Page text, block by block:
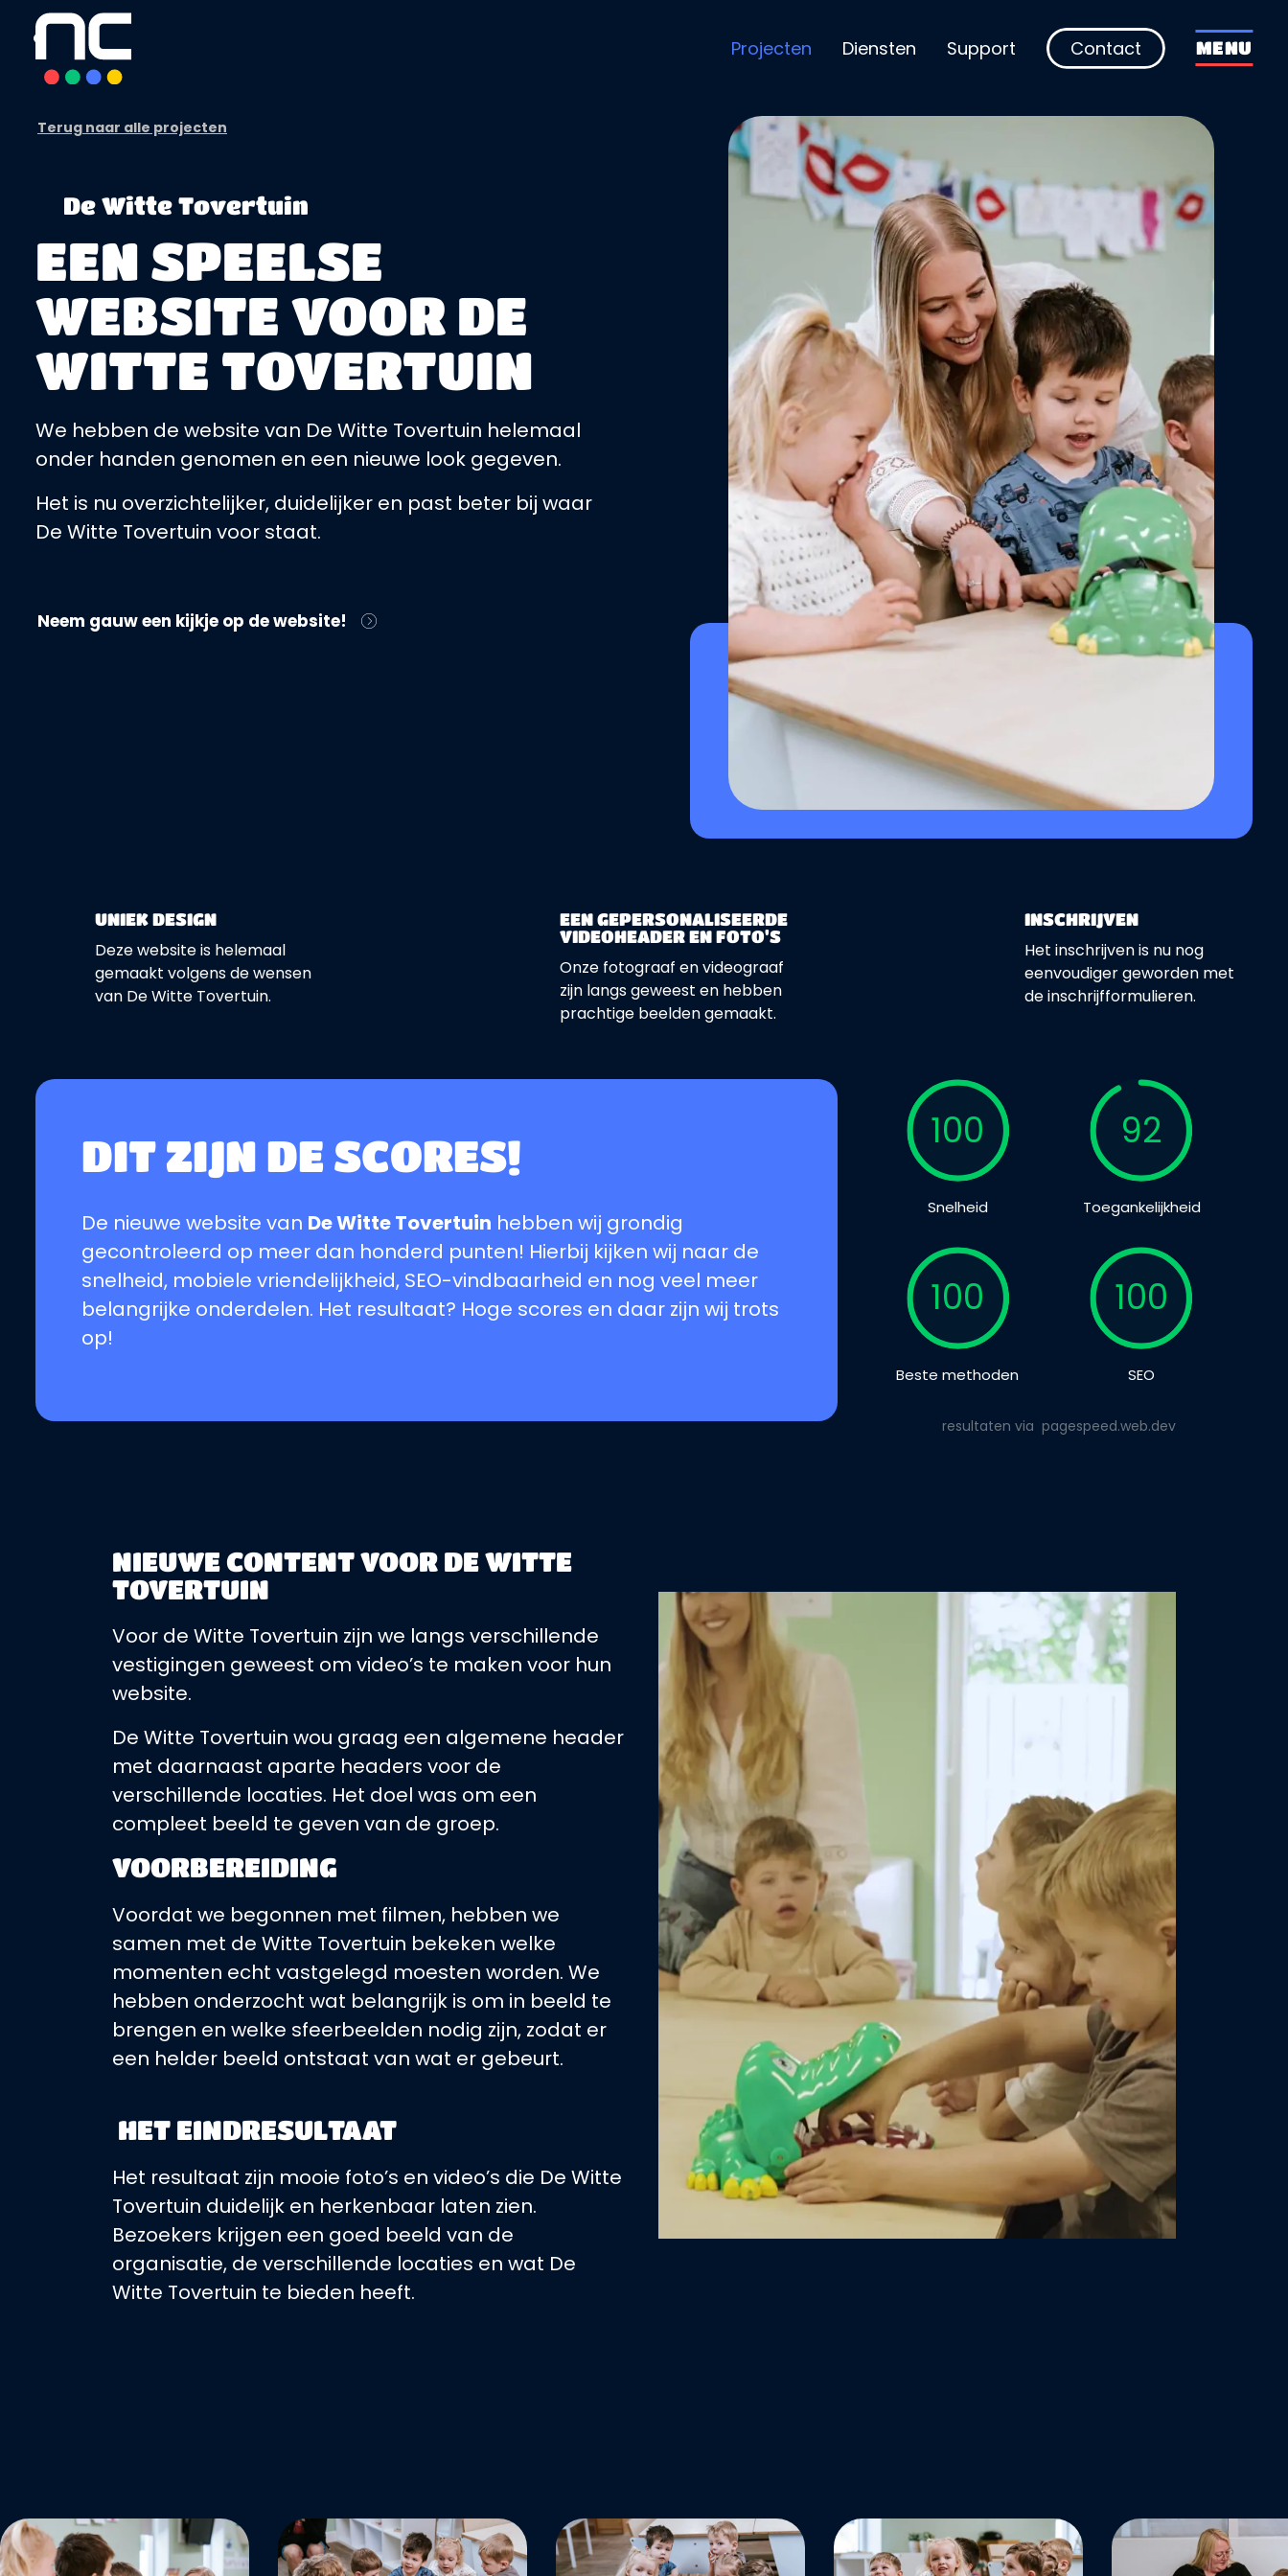
overslaan
Projecten Diensten Support Contact MENU
Terug naar alle projecten
De Witte Tovertuin
EEN SPEELSE
WEBSITE VOOR DE
WITTE TOVERTUIN
We hebben de website van De Witte Tovertuin helemaal
onder handen genomen en een nieuwe look gegeven.
Het is nu overzichtelijker, duidelijker en past beter bij waar
De Witte Tovertuin voor staat.
Neem gauw een kijkje op de website!
UNIEK DESIGN
Deze website is helemaal
gemaakt volgens de wensen
van De Witte Tovertuin.
EEN GEPERSONALISEERDE
VIDEOHEADER EN FOTO'S
Onze fotograaf en videograaf
zijn langs geweest en hebben
prachtige beelden gemaakt.
INSCHRIJVEN
Het inschrijven is nu nog
eenvoudiger geworden met
de inschrijfformulieren.
DIT ZIJN DE SCORES!
De nieuwe website van De Witte Tovertuin hebben wij grondig
gecontroleerd op meer dan honderd punten! Hierbij kijken wij naar de
snelheid, mobiele vriendelijkheid, SEO-vindbaarheid en nog veel meer
belangrijke onderdelen. Het resultaat? Hoge scores en daar zijn wij trots
op!
100
Snelheid
92
Toegankelijkheid
100
Beste methoden
100
SEO
resultaten viapagespeed.web.dev
NIEUWE CONTENT VOOR DE WITTE
TOVERTUIN
Voor de Witte Tovertuin zijn we langs verschillende
vestigingen geweest om video’s te maken voor hun
website.
De Witte Tovertuin wou graag een algemene header
met daarnaast aparte headers voor de
verschillende locaties. Het doel was om een
compleet beeld te geven van de groep.
VOORBEREIDING
Voordat we begonnen met filmen, hebben we
samen met de Witte Tovertuin bekeken welke
momenten echt vastgelegd moesten worden. We
hebben onderzocht wat belangrijk is om in beeld te
brengen en welke sfeerbeelden nodig zijn, zodat er
een helder beeld ontstaat van wat er gebeurt.
HET EINDRESULTAAT
Het resultaat zijn mooie foto’s en video’s die De Witte
Tovertuin duidelijk en herkenbaar laten zien.
Bezoekers krijgen een goed beeld van de
organisatie, de verschillende locaties en wat De
Witte Tovertuin te bieden heeft.